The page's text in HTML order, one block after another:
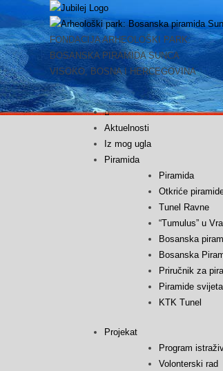
Skip
to
content
FONDACIJA ARHEOLOŠKI PARK:
BOSANSKA PIRAMIDA SUNCA
VISOKO, BOSNA I HERCEGOVINA
⌂
Aktuelnosti
Iz mog ugla
Piramida
Piramida
Otkriće
Tunel Ravne
“Tumulus” u
Bosanska
Bosanska
Priručnik za
Piramide svijeta
KTK Tunel
Projekat
Program
Volonterski rad